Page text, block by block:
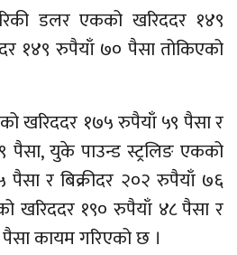
डलर एकको खरिददर १४९
१४९ रुपैयाँ ७० पैसा तोकिएको
खरिददर १७५ रुपैयाँ ५९ पैसा र
पैसा, युके पाउन्ड स्ट्रलिङ एकको
र बिक्रीदर २०२ रुपैयाँ ७६
खरिददर १९० रुपैयाँ ४८ पैसा र
कायम गरिएको छ ।